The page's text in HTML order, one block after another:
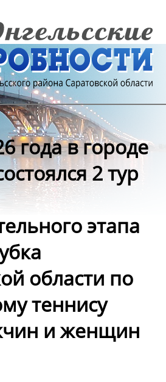
года в городе
2 тур
этапа
области по
теннису
и женщин